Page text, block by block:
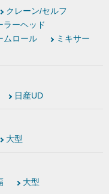
クレーン/セルフ
ラーヘッド
ムロール
ミキサー
日産UD
大型
大型